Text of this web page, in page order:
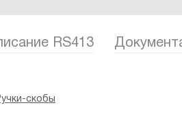
RS413
скобы